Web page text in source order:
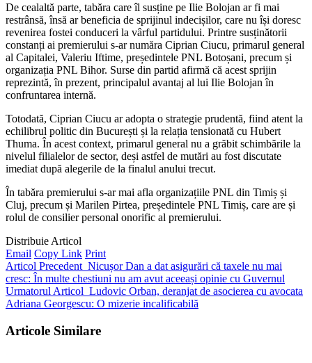
De cealaltă parte, tabăra care îl susține pe Ilie Bolojan ar fi mai
restrânsă, însă ar beneficia de sprijinul indecișilor, care nu își doresc
revenirea fostei conduceri la vârful partidului. Printre susținătorii
constanți ai premierului s-ar număra Ciprian Ciucu, primarul general
al Capitalei, Valeriu Iftime, președintele PNL Botoșani, precum și
organizația PNL Bihor. Surse din partid afirmă că acest sprijin
reprezintă, în prezent, principalul avantaj al lui Ilie Bolojan în
confruntarea internă.
Totodată, Ciprian Ciucu ar adopta o strategie prudentă, fiind atent la
echilibrul politic din București și la relația tensionată cu Hubert
Thuma. În acest context, primarul general nu a grăbit schimbările la
nivelul filialelor de sector, deși astfel de mutări au fost discutate
imediat după alegerile de la finalul anului trecut.
În tabăra premierului s-ar mai afla organizațiile PNL din Timiș și
Cluj, precum și Marilen Pirtea, președintele PNL Timiș, care are și
rolul de consilier personal onorific al premierului.
Distribuie Articol
Email Copy Link Print
Articol Precedent Nicușor Dan a dat asigurări că taxele nu mai
cresc: În multe chestiuni nu am avut aceeași opinie cu Guvernul
Urmatorul Articol Ludovic Orban, deranjat de asocierea cu avocata
Adriana Georgescu: O mizerie incalificabilă
Articole Similare